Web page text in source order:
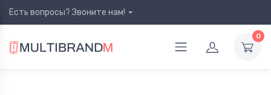
Есть вопросы? Звоните нам!
0